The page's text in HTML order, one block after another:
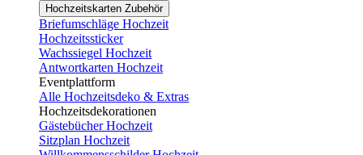
Hochzeitskarten Zubehör
Briefumschläge Hochzeit
Hochzeitssticker
Wachssiegel Hochzeit
Antwortkarten Hochzeit
Eventplattform
Alle Hochzeitsdeko & Extras
Hochzeitsdekorationen
Gästebücher Hochzeit
Sitzplan Hochzeit